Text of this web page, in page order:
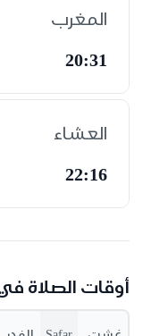
المغرب
20:31
العشاء
22:16
أوقات الصلاة